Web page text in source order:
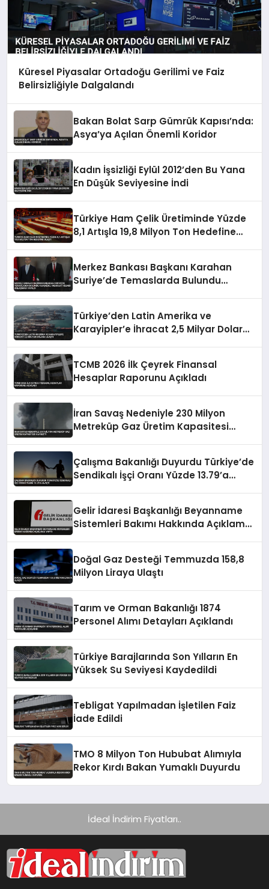
Küresel Piyasalar Ortadoğu Gerilimi ve Faiz
Belirsizliğiyle Dalgalandı
Bakan Bolat Sarp Gümrük Kapısı’nda:
Asya’ya Açılan Önemli Koridor
Kadın İşsizliği Eylül 2012’den Bu Yana
En Düşük Seviyesine İndi
Türkiye Ham Çelik Üretiminde Yüzde
8,1 Artışla 19,8 Milyon Ton Hedefine
Merkez Bankası Başkanı Karahan
Suriye’de Temaslarda Bulundu
Türkiye’den Latin Amerika ve
Karayipler’e İhracat 2,5 Milyar Dolara
TCMB 2026 İlk Çeyrek Finansal
Hesaplar Raporunu Açıkladı
İran Savaş Nedeniyle 230 Milyon
Metreküp Gaz Üretim Kapasitesi
Çalışma Bakanlığı Duyurdu Türkiye’de
Sendikalı İşçi Oranı Yüzde 13.79’a
Gelir İdaresi Başkanlığı Beyanname
Sistemleri Bakımı Hakkında Açıklama
Doğal Gaz Desteği Temmuzda 158,8
Milyon Liraya Ulaştı
Tarım ve Orman Bakanlığı 1874
Personel Alımı Detayları Açıklandı
Türkiye Barajlarında Son Yılların En
Yüksek Su Seviyesi Kaydedildi
Tebligat Yapılmadan İşletilen Faiz
İade Edildi
TMO 8 Milyon Ton Hububat Alımıyla
Rekor Kırdı Bakan Yumaklı Duyurdu
İdeal İndirim Fiyatları..